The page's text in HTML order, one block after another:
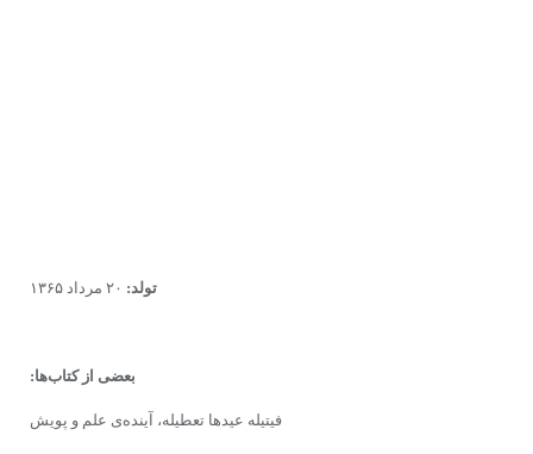
تولد: ۲۰ مرداد ۱۳۶۵
بعضى از کتاب‌ها:
فیتیله عیدها تعطیله، آینده‌ى‌ علم و پویش